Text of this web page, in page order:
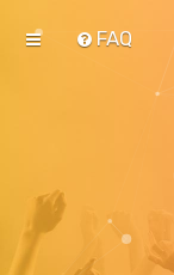
FAQ